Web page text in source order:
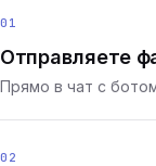
01
Отправляете
Прямо в чат с
02